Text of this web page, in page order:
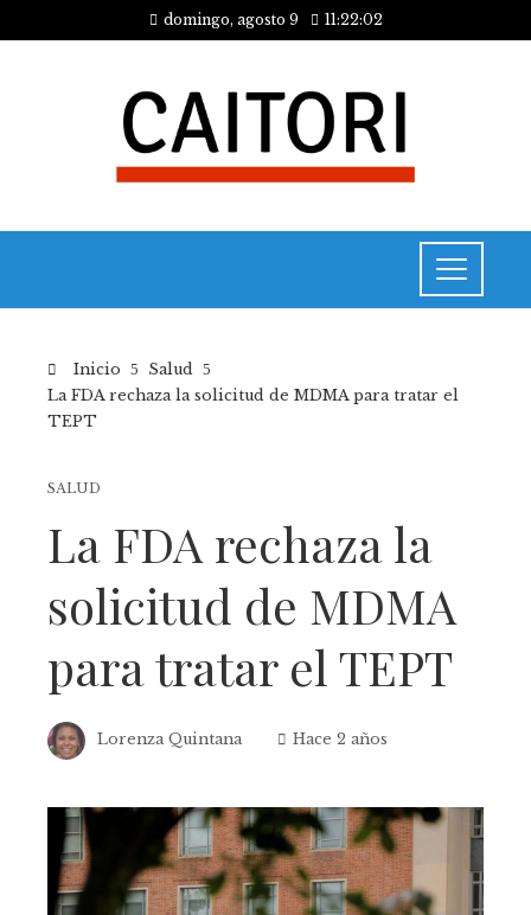
domingo, agosto 9 11:22:02
Inicio
Salud
La FDA rechaza la solicitud de MDMA para tratar el
TEPT
SALUD
La FDA rechaza la
solicitud de MDMA
para tratar el TEPT
Lorenza Quintana Hace 2 años